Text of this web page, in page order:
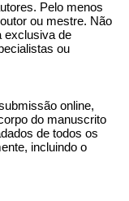
Pelo menos
ou mestre. Não
exclusiva de
ou
online,
do manuscrito
de todos os
incluindo o